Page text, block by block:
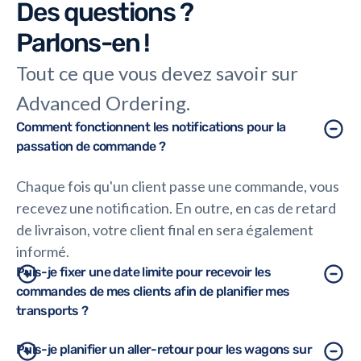
Des questions ?
Parlons-en !
Tout ce que vous devez savoir sur
Advanced Ordering.
Comment fonctionnent les notifications pour la
passation de commande ?
Chaque fois qu'un client passe une commande, vous
recevez une notification. En outre, en cas de retard
de livraison, votre client final en sera également
informé.
Puis-je fixer une date limite pour recevoir les
commandes de mes clients afin de planifier mes
transports ?
Oui, c'est possible. Advanced Ordering vous permet
Puis-je planifier un aller-retour pour les wagons sur